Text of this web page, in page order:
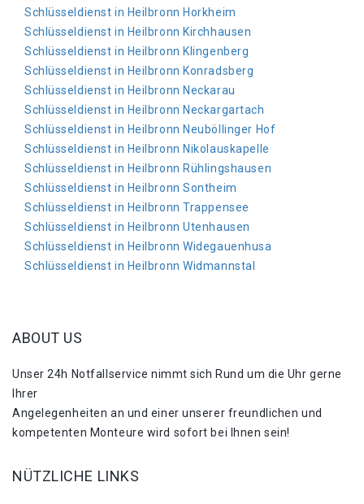
Schlüsseldienst in Heilbronn Horkheim
Schlüsseldienst in Heilbronn Kirchhausen
Schlüsseldienst in Heilbronn Klingenberg
Schlüsseldienst in Heilbronn Konradsberg
Schlüsseldienst in Heilbronn Neckarau
Schlüsseldienst in Heilbronn Neckargartach
Schlüsseldienst in Heilbronn Neuböllinger Hof
Schlüsseldienst in Heilbronn Nikolauskapelle
Schlüsseldienst in Heilbronn Rühlingshausen
Schlüsseldienst in Heilbronn Sontheim
Schlüsseldienst in Heilbronn Trappensee
Schlüsseldienst in Heilbronn Utenhausen
Schlüsseldienst in Heilbronn Widegauenhusa
Schlüsseldienst in Heilbronn Widmannstal
ABOUT US
Unser 24h Notfallservice nimmt sich Rund um die Uhr gerne
Ihrer
Angelegenheiten an und einer unserer freundlichen und
kompetenten Monteure wird sofort bei Ihnen sein!
NÜTZLICHE LINKS